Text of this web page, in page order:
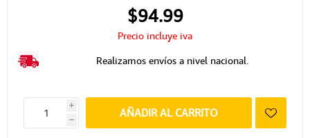
$94.99
Precio incluye iva
Realizamos envíos a nivel nacional.
i
h
AÑADIR AL CARRITO